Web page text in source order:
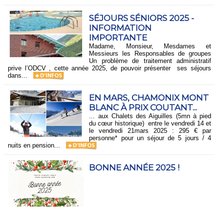
SÉJOURS SÉNIORS 2025 -
INFORMATION
IMPORTANTE
Madame, Monsieur, Mesdames et
Messieurs les Responsables de groupes
Un problème de traitement administratif
prive l’ODCV , cette année 2025, de pouvoir présenter ses séjours
dans...
EN MARS, CHAMONIX MONT
BLANC À PRIX COUTANT...
... aux Chalets des Aiguilles (5mn à pied
du cœur historique) entre le vendredi 14 et
le vendredi 21mars 2025 : 295 € par
personne* pour un séjour de 5 jours / 4
nuits en pension...
BONNE ANNÉE 2025 !